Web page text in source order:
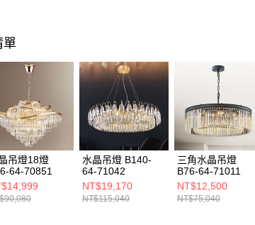
單
吊燈18燈
64-70851
水晶吊燈 B140-
64-71042
NT$19,170
NT$115,040
三角水晶吊燈
B76-64-71011
NT$12,500
NT$75,040